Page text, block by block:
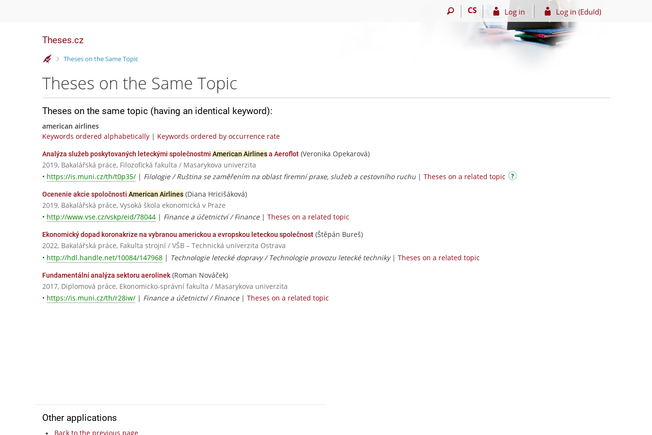
CS Log in Log in (EduId)
Theses.cz
>
Theses on the Same Topic
Theses on the Same Topic
Theses on the same topic (having an identical keyword):
american airlines
Keywords ordered alphabetically | Keywords ordered by occurrence rate
Analýza služeb poskytovaných leteckými společnostmi American Airlinesa Aeroflot (Veronika Opekarová)
2019, Bakalářská práce, Filozofická fakulta / Masarykova univerzita
• https://is.muni.cz/th/t0p35/ | Filologie / Ruština se zaměřením na oblast firemní praxe, služeb a cestovního ruchu | Theses on a related topic
Ocenenie akcie spoločnosti American Airlines (Diana Hricišáková)
2019, Bakalářská práce, Vysoká škola ekonomická v Praze
• http://www.vse.cz/vskp/eid/78044 | Finance a účetnictví / Finance| Theses on a related topic
Ekonomický dopad koronakrize na vybranou americkou a evropskou leteckou společnost (Štěpán Bureš)
2022, Bakalářská práce, Fakulta strojní / VŠB – Technická univerzita Ostrava
• http://hdl.handle.net/10084/147968 | Technologie letecké dopravy / Technologie provozu letecké techniky| Theses on a related topic
Fundamentální analýza sektoru aerolinek (Roman Nováček)
2017, Diplomová práce, Ekonomicko-správní fakulta / Masarykova univerzita
• https://is.muni.cz/th/r28iw/ | Finance a účetnictví / Finance| Theses on a related topic
Other applications
Back to the previous page